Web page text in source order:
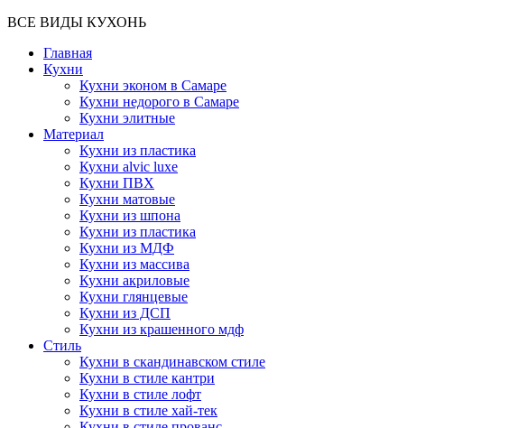
ВСЕ ВИДЫ КУХОНЬ
Главная
Кухни
Кухни эконом в Самаре
Кухни недорого в Самаре
Кухни элитные
Материал
Кухни из пластика
Кухни alvic luxe
Кухни ПВХ
Кухни матовые
Кухни из шпона
Кухни из пластика
Кухни из МДФ
Кухни из массива
Кухни акриловые
Кухни глянцевые
Кухни из ДСП
Кухни из крашенного мдф
Стиль
Кухни в скандинавском стиле
Кухни в стиле кантри
Кухни в стиле лофт
Кухни в стиле хай-тек